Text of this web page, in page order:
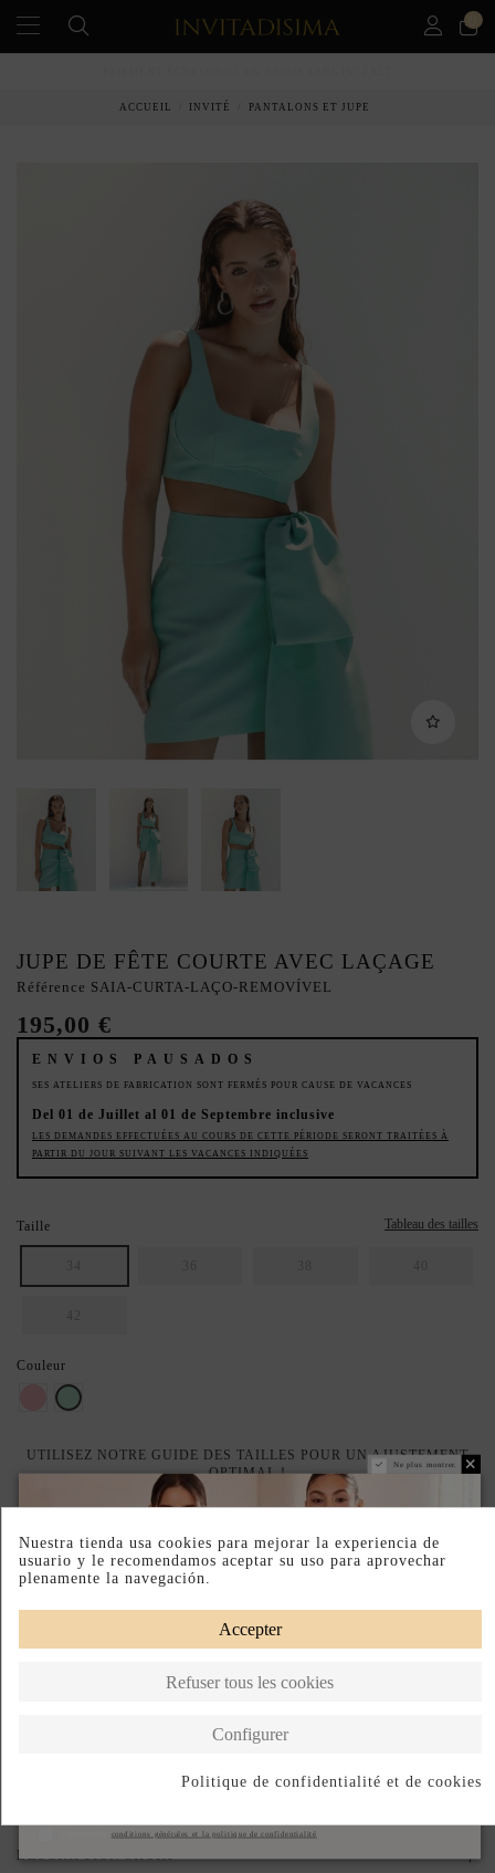
ACCUEIL INVITÉ PANTALONS ET JUPE
JUPE DE FÊTE COURTE AVEC LAÇAGE
Référence SAIA-CURTA-LAÇO-REMOVÍVEL
195,00 €
ENVIOS PAUSADOS
SES ATELIERS DE FABRICATION SONT FERMÉS POUR CAUSE DE VACANCES
Del 01 de Juillet al 01 de Septembre inclusive
LES DEMANDES EFFECTUÉES AU COURS DE CETTE PÉRIODE SERONT TRAITÉES À
PARTIR DU JOUR SUIVANT LES VACANCES INDIQUÉES
Taille Tableau des tailles
Couleur
Rose
menthe
UTILISEZ NOTRE GUIDE DES TAILLES POUR UN AJUSTEMENT
OPTIMAL !
PRODUIT SUR DEMANDE
PRODUCTO AGOTADO TEMPORALMENTE
conditions générales et la politique de confidentialité
Avisame cuando vuelva
DESCRIPTION SHORT
Ne plus montrer.
conditions générales et la politique de confidentialité
Nuestra tienda usa cookies para mejorar la experiencia de
usuario y le recomendamos aceptar su uso para aprovechar
plenamente la navegación.
Accepter
Refuser tous les cookies
Configurer
Politique de confidentialité et de cookies